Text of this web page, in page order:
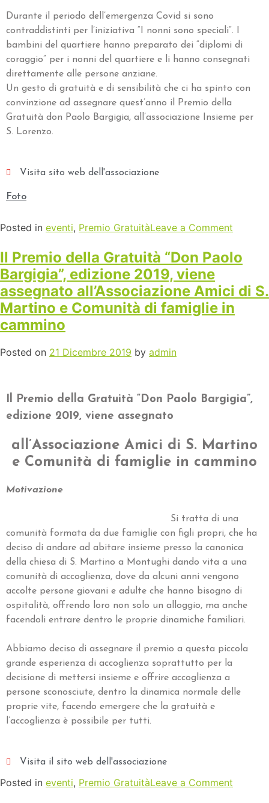
Durante il periodo dell’emergenza Covid si sono
contraddistinti per l’iniziativa “I nonni sono speciali”. I
bambini del quartiere hanno preparato dei “diplomi di
coraggio” per i nonni del quartiere e li hanno consegnati
direttamente alle persone anziane.
Un gesto di gratuità e di sensibilità che ci ha spinto con
convinzione ad assegnare quest’anno il Premio della
Gratuità don Paolo Bargigia, all’associazione Insieme per
S. Lorenzo.
Visita sito web dell'associazione
Foto
Posted in eventi, Premio GratuitàLeave a Comment
Il Premio della Gratuità “Don Paolo
Bargigia”, edizione 2019, viene
assegnato all’Associazione Amici di S.
Martino e Comunità di famiglie in
cammino
Posted on 21 Dicembre 2019 by admin
Il Premio della Gratuità “Don Paolo Bargigia”,
edizione 2019, viene assegnato
all’Associazione Amici di S. Martino
e Comunità di famiglie in cammino
Motivazione
Si tratta di una
comunità formata da due famiglie con figli propri, che ha
deciso di andare ad abitare insieme presso la canonica
della chiesa di S. Martino a Montughi dando vita a una
comunità di accoglienza, dove da alcuni anni vengono
accolte persone giovani e adulte che hanno bisogno di
ospitalità, offrendo loro non solo un alloggio, ma anche
facendoli entrare dentro le proprie dinamiche familiari.
Abbiamo deciso di assegnare il premio a questa piccola
grande esperienza di accoglienza soprattutto per la
decisione di mettersi insieme e offrire accoglienza a
persone sconosciute, dentro la dinamica normale delle
proprie vite, facendo emergere che la gratuità e
l’accoglienza è possibile per tutti.
Visita il sito web dell'associazione
Posted in eventi, Premio GratuitàLeave a Comment